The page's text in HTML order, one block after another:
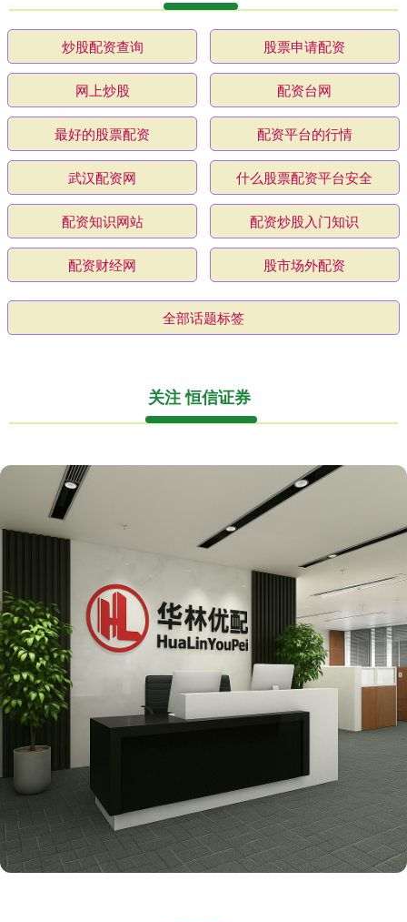
炒股配资查询 股票申请配资
网上炒股 配资台网
最好的股票配资 配资平台的行情
武汉配资网 什么股票配资平台安全
配资知识网站 配资炒股入门知识
配资财经网 股市场外配资
全部话题标签
关注 恒信证券